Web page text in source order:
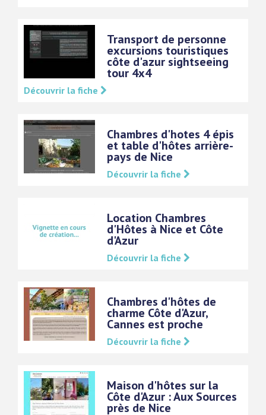
Transport de personne
excursions touristiques
côte d'azur sightseeing
tour 4x4
Découvrir la fiche
Chambres d'hotes 4 épis
et table d'hôtes arrière-
pays de Nice
Découvrir la fiche
Location Chambres
d'Hôtes à Nice et Côte
d'Azur
Découvrir la fiche
Chambres d'hôtes de
charme Côte d'Azur,
Cannes est proche
Découvrir la fiche
Maison d'hôtes sur la
Côte d'Azur : Aux Sources
près de Nice